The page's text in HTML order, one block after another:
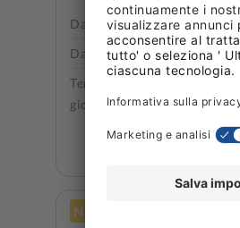
Da 1 pezzo/i
Da 18,75 € /pezzo/i
Tempo medio di spedizione: 2
giorno/i
VEDI PRODOTTO
Nuovo prodotto